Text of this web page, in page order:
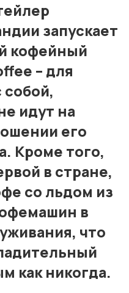
мира
материалов
и cookie
запускает
кофейный
– для
идут на
его
Кроме того,
в стране,
со льдом из
в
что
как никогда.